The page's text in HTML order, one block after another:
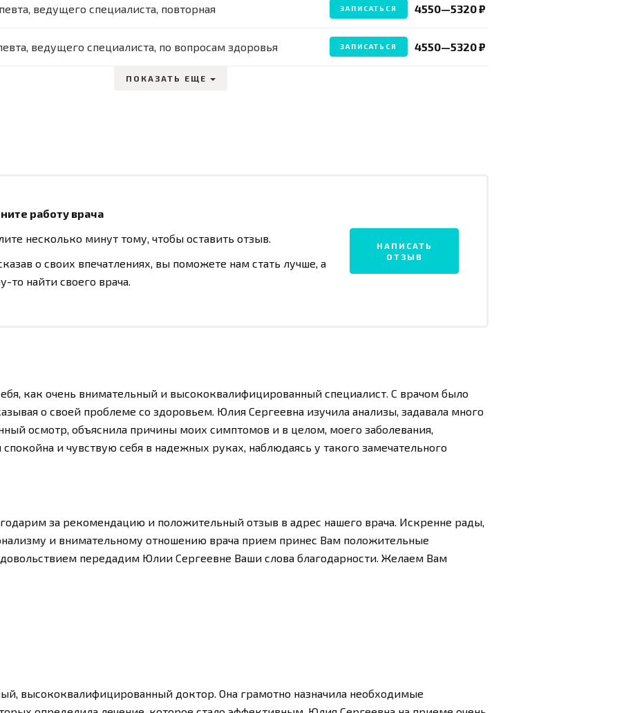
ведущего специалиста, повторная 4550—5320 ₽
ЗАПИСАТЬСЯ
ведущего специалиста, по вопросам здоровья 4550—5320 ₽
ЗАПИСАТЬСЯ
ПОКАЗАТЬ ЕЩЕ
работу врача
несколько минут тому, чтобы оставить отзыв.
о своих впечатлениях, вы поможете нам стать лучше, а
то найти своего врача.
НАПИСАТЬ
ОТЗЫВ
как очень внимательный и высококвалифицированный специалист. С врачом было
о своей проблеме со здоровьем. Юлия Сергеевна изучила анализы, задавала много
осмотр, объяснила причины моих симптомов и в целом, моего заболевания,
спокойна и чувствую себя в надежных руках, наблюдаясь у такого замечательного
за рекомендацию и положительный отзыв в адрес нашего врача. Искренне рады,
и внимательному отношению врача прием принес Вам положительные
передадим Юлии Сергеевне Ваши слова благодарности. Желаем Вам
высококвалифицированный доктор. Она грамотно назначила необходимые